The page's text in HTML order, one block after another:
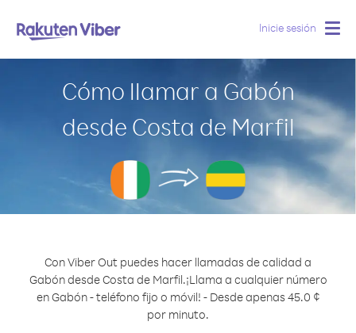
Inicie sesión
Cómo llamar a Gabón
desde Costa de Marfil
Con Viber Out puedes hacer llamadas de calidad a
Gabón desde Costa de Marfil.¡Llama a cualquier número
en Gabón - teléfono fijo o móvil! - Desde apenas 45.0 ¢
por minuto.